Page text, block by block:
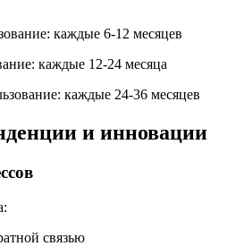
каждые 6-12 месяцев
каждые 12-24 месяца
каждые 24-36 месяцев
и инновации
связью